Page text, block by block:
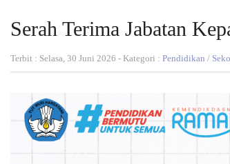
Serah Terima Jabatan
Terbit : Selasa, 30 Juni 2026 - Kategori : Pendidikan /